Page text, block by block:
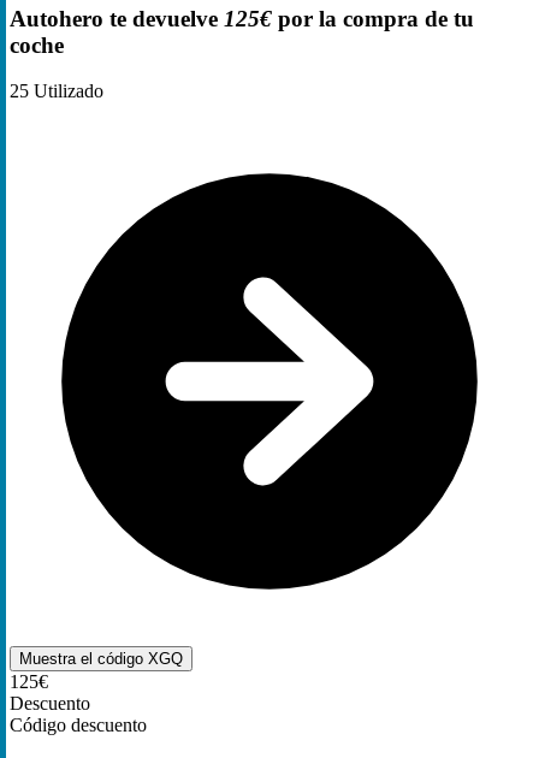
Autohero te devuelve 125€ por la compra de tu
coche
25 Utilizado
Muestra el código XGQ
125€
Descuento
Código descuento